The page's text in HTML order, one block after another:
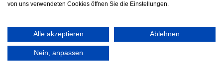
von uns verwendeten Cookies öffnen Sie die Einstellungen.
Alle akzeptieren Ablehnen
Nein, anpassen